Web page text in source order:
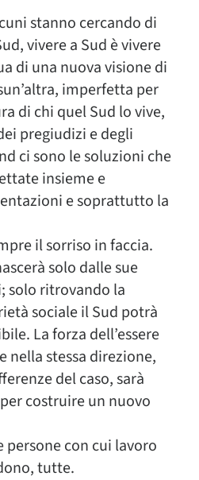
stanno cercando di
vivere a Sud è vivere
di una nuova visione di
imperfetta per
di chi quel Sud lo vive,
pregiudizi e degli
ci sono le soluzioni che
insieme e
e soprattutto la
il sorriso in faccia.
solo dalle sue
solo ritrovando la
sociale il Sud potrà
La forza dell’essere
nella stessa direzione,
del caso, sarà
costruire un nuovo
persone con cui lavoro
tutte.